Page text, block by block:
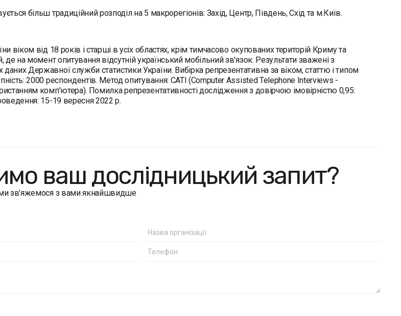
більш традиційний розподіл на 5 макрорегіонів: Захід, Центр, Південь, Схід та м.Київ.
віком від 18 років і старші в усіх областях, крім тимчасово окупованих територій Криму та
де на момент опитування відсутній український мобільний зв'язок. Результати зважені з
Державної служби статистики України. Вибірка репрезентативна за віком, статтю і типом
2000 респондентів. Метод опитування: CATI (Computer Assisted Telephone Interviews -
комп'ютера). Помилка репрезентативності дослідження з довірчою імовірністю 0,95:
15-19 вересня 2022 р.
ваш дослідницький запит?
зв’яжемося з вами якнайшвидше